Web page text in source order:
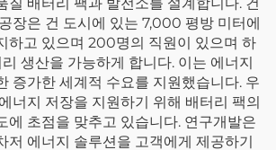
장은 건 도시에 있는 7,000 평방 미터에
하고 있으며 200명의 직원이 있으며 하
생산을 가능하게 합니다. 이는 에너지
증가한 세계적 수요를 지원했습니다. 우
너지 저장을 지원하기 위해 배터리 팩의
에 초점을 맞추고 있습니다. 연구개발은
저 에너지 솔루션을 고객에게 제공하기